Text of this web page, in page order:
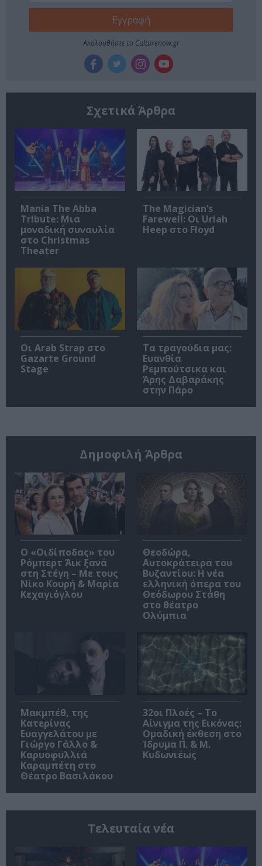
Ακολουθήστε το Culturenow.gr
Σχετικά Άρθρα
Mania The Abba
Tribute: Μια
μοναδική συναυλία
στο Christmas
Theater
The Magician’s
Farewell: Οι Uriah
Heep στο Floyd
Οι Arab Strap στο
Gazarte Ground
Stage
Τα τραγούδια μας:
Ευανθία
Ρεμπούτσικα και
Άρης Δαβαράκης
στην Πάρο
Δημοφιλή Άρθρα
O «Οιδίποδας» του
Ρόμπερτ Άικ ξανά
στη Στέγη – Με τους
Νίκο Κουρή & Μαρία
Κεχαγιόγλου
Θεοδώρα,
Αυτοκράτειρα του
Βυζαντίου: Η νέα
ελληνική όπερα του
Θεόδωρου Στάθη
στο θέατρο
Ολύμπια
Μακμπέθ, της
Κατερίνας
Ευαγγελάτου με
Γιώργο Γάλλο &
Καρυοφυλλιά
Καραμπέτη στο
Θέατρο Βασιλάκου
32οι Πλοές – Το
Αίνιγμα της Εικόνας:
Ομαδική έκθεση στο
Ίδρυμα Π. & Μ.
Κυδωνιέως
Τελευταία νέα